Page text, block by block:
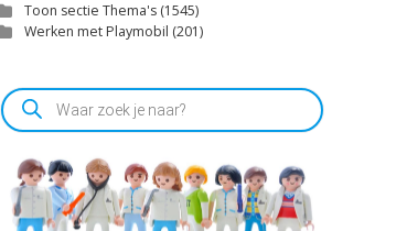
Toon sectie Thema's (1545)
Werken met Playmobil (201)
Producten
zoeken